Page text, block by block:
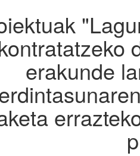
erakunde